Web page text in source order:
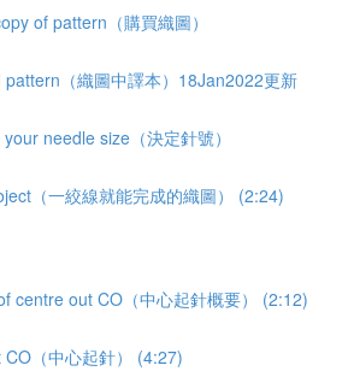
of pattern（購買織圖）
pattern（織圖中譯本）18Jan2022更新
needle size（決定針號）
（一絞線就能完成的織圖） (2:24)
centre out CO（中心起針概要） (2:12)
（中心起針） (4:27)